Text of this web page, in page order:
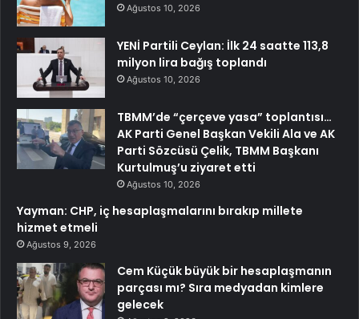
Ağustos 10, 2026
YENİ Partili Ceylan: İlk 24 saatte 113,8
milyon lira bağış toplandı
Ağustos 10, 2026
TBMM’de “çerçeve yasa” toplantısı…
AK Parti Genel Başkan Vekili Ala ve AK
Parti Sözcüsü Çelik, TBMM Başkanı
Kurtulmuş’u ziyaret etti
Ağustos 10, 2026
Yayman: CHP, iç hesaplaşmalarını bırakıp millete
hizmet etmeli
Ağustos 9, 2026
Cem Küçük büyük bir hesaplaşmanın
parçası mı? Sıra medyadan kimlere
gelecek